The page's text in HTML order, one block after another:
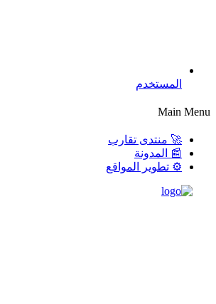
المستخدم
Main Menu
🚀 منتدى تقارب
📰 المدونة
⚙️ تطوير المواقع